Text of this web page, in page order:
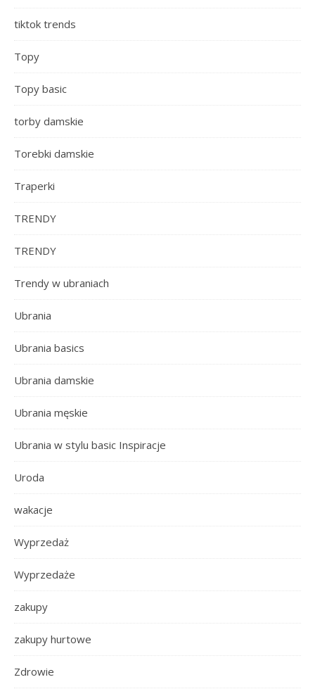
tiktok trends
Topy
Topy basic
torby damskie
Torebki damskie
Traperki
TRENDY
TRENDY
Trendy w ubraniach
Ubrania
Ubrania basics
Ubrania damskie
Ubrania męskie
Ubrania w stylu basic Inspiracje
Uroda
wakacje
Wyprzedaż
Wyprzedaże
zakupy
zakupy hurtowe
Zdrowie